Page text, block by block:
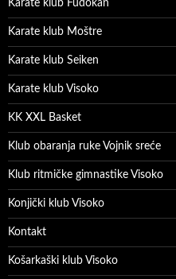
Karate klub Fudokan
Karate klub Moštre
Karate klub Seiken
Karate klub Visoko
KK XXL Basket
Klub obaranja ruke Vojnik sreće
Klub ritmičke gimnastike Visoko
Konjički klub Visoko
Kontakt
Košarkaški klub Visoko